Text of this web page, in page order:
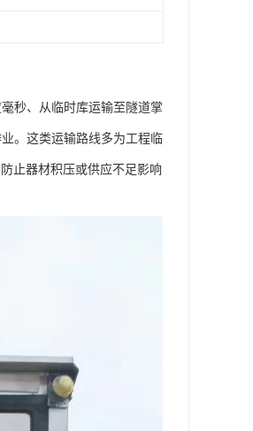
秒、从临时库运输至隧道掌
。这类运输路线多为工程临
止器材积压或供应不足影响